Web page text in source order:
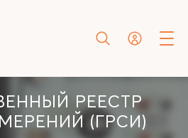
РЕЕСТР
(ГРСИ)